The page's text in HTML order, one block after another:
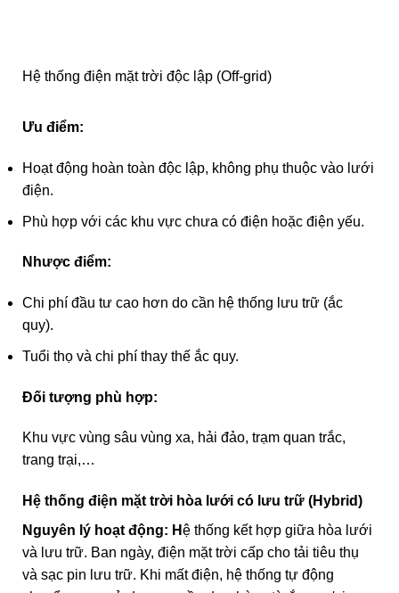
Hệ thống điện mặt trời độc lập (Off-grid)
Ưu điểm:
Hoạt động hoàn toàn độc lập, không phụ thuộc vào lưới
điện.
Phù hợp với các khu vực chưa có điện hoặc điện yếu.
Nhược điểm:
Chi phí đầu tư cao hơn do cần hệ thống lưu trữ (ắc
quy).
Tuổi thọ và chi phí thay thế ắc quy.
Đối tượng phù hợp:
Khu vực vùng sâu vùng xa, hải đảo, trạm quan trắc,
trang trại,…
Hệ thống điện mặt trời hòa lưới có lưu trữ (Hybrid)
Nguyên lý hoạt động: Hệ thống kết hợp giữa hòa lưới
và lưu trữ. Ban ngày, điện mặt trời cấp cho tải tiêu thụ
và sạc pin lưu trữ. Khi mất điện, hệ thống tự động